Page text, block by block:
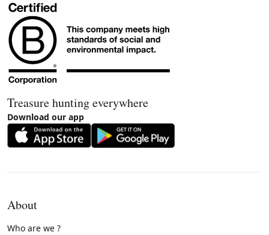
Treasure hunting everywhere
Download our app
About
Who are we ?